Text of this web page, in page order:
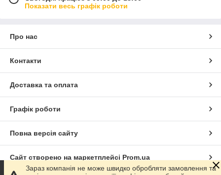
Показати весь графік роботи
Про нас
Контакти
Доставка та оплата
Графік роботи
Повна версія сайту
Сайт створено на маркетплейсі Prom.ua
Зараз компанія не може швидко обробляти замовлення та